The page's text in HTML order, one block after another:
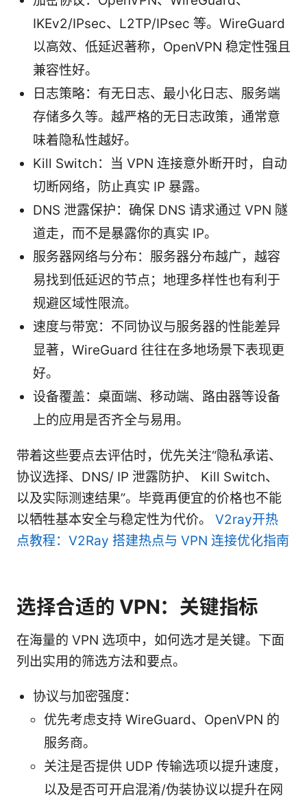
IKEv2/IPsec、L2TP/IPsec 等。WireGuard
以高效、低延迟著称，OpenVPN 稳定性强且
兼容性好。
日志策略：有无日志、最小化日志、服务端
存储多久等。越严格的无日志政策，通常意
味着隐私性越好。
Kill Switch：当 VPN 连接意外断开时，自动
切断网络，防止真实 IP 暴露。
DNS 泄露保护：确保 DNS 请求通过 VPN 隧
道走，而不是暴露你的真实 IP。
服务器网络与分布：服务器分布越广，越容
易找到低延迟的节点；地理多样性也有利于
规避区域性限流。
速度与带宽：不同协议与服务器的性能差异
显著，WireGuard 往往在多地场景下表现更
好。
设备覆盖：桌面端、移动端、路由器等设备
上的应用是否齐全与易用。
带着这些要点去评估时，优先关注“隐私承诺、
协议选择、DNS/ IP 泄露防护、 Kill Switch、
以及实际测速结果”。毕竟再便宜的价格也不能
以牺牲基本安全与稳定性为代价。 V2ray开热
点教程：V2Ray 搭建热点与 VPN 连接优化指南
选择合适的 VPN：关键指标
在海量的 VPN 选项中，如何选才是关键。下面
列出实用的筛选方法和要点。
协议与加密强度：
优先考虑支持 WireGuard、OpenVPN 的
服务商。
关注是否提供 UDP 传输选项以提升速度，
以及是否可开启混淆/伪装协议以提升在网